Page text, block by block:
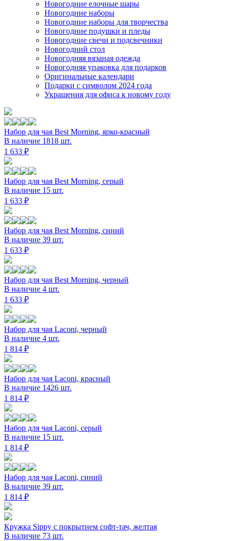
Новогодние елочные шары
Новогодние наборы
Новогодние наборы для творчества
Новогодние подушки и пледы
Новогодние свечи и подсвечники
Новогодний стол
Новогодняя вязаная одежда
Новогодняя упаковка для подарков
Оригинальные календари
Подарки с символом 2024 года
Украшения для офиса к новому году
Набор для чая Best Morning, ярко-красный
В наличие 1818 шт.
1 633 ₽
Набор для чая Best Morning, серый
В наличие 15 шт.
1 633 ₽
Набор для чая Best Morning, синий
В наличие 39 шт.
1 633 ₽
Набор для чая Best Morning, черный
В наличие 4 шт.
1 633 ₽
Набор для чая Laconi, черный
В наличие 4 шт.
1 814 ₽
Набор для чая Laconi, красный
В наличие 1426 шт.
1 814 ₽
Набор для чая Laconi, серый
В наличие 15 шт.
1 814 ₽
Набор для чая Laconi, синий
В наличие 39 шт.
1 814 ₽
Кружка Sippy c покрытием софт-тач, желтая
В наличие 73 шт.